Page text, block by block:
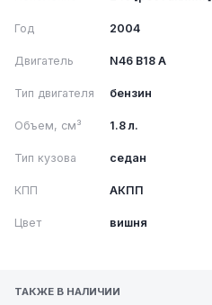
Год 2004
Двигатель N46 B18 A
Тип двигателя бензин
Объем, см³ 1.8 л.
Тип кузова седан
КПП АКПП
Цвет вишня
ТАКЖЕ В НАЛИЧИИ